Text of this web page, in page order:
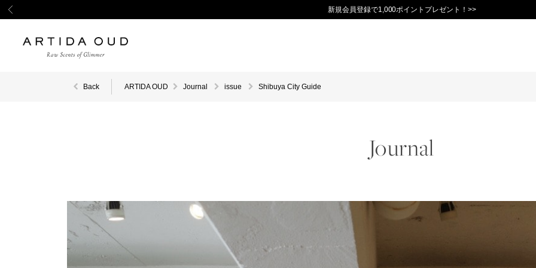
新規会員登録で1,000ポイントプレゼント！>>
Back ARTIDA OUD Journal issue Shibuya City Guide
Journal